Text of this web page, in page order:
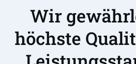
Wir
höchste